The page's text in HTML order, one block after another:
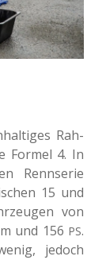
Rah­
Formel 4. In
Renn­se­rie
15 und
von
und 156 PS.
jedoch